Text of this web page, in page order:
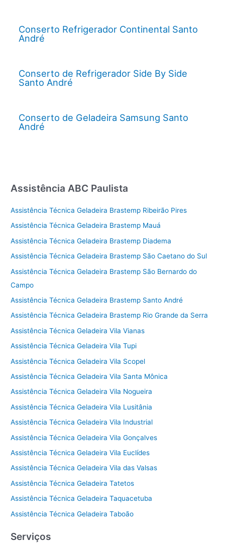
Conserto Refrigerador Continental Santo
André
Conserto de Refrigerador Side By Side
Santo André
Conserto de Geladeira Samsung Santo
André
Assistência ABC Paulista
Assistência Técnica Geladeira Brastemp Ribeirão Pires
Assistência Técnica Geladeira Brastemp Mauá
Assistência Técnica Geladeira Brastemp Diadema
Assistência Técnica Geladeira Brastemp São Caetano do Sul
Assistência Técnica Geladeira Brastemp São Bernardo do
Campo
Assistência Técnica Geladeira Brastemp Santo André
Assistência Técnica Geladeira Brastemp Rio Grande da Serra
Assistência Técnica Geladeira Vila Vianas
Assistência Técnica Geladeira Vila Tupi
Assistência Técnica Geladeira Vila Scopel
Assistência Técnica Geladeira Vila Santa Mônica
Assistência Técnica Geladeira Vila Nogueira
Assistência Técnica Geladeira Vila Lusitânia
Assistência Técnica Geladeira Vila Industrial
Assistência Técnica Geladeira Vila Gonçalves
Assistência Técnica Geladeira Vila Euclídes
Assistência Técnica Geladeira Vila das Valsas
Assistência Técnica Geladeira Tatetos
Assistência Técnica Geladeira Taquacetuba
Assistência Técnica Geladeira Taboão
Serviços